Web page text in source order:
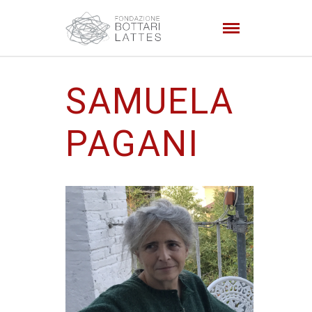
SAMUELA
PAGANI